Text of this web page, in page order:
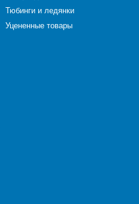
Тюбинги и ледянки
Уцененные товары